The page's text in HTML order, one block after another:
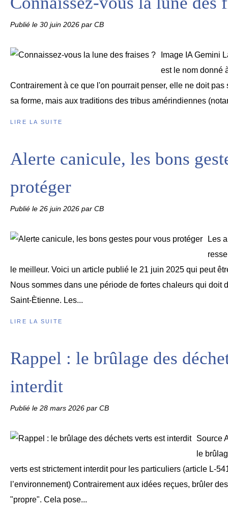
Publié le 30 juin 2026 par CB
Image IA Gemini
est le nom donné
Contrairement à ce que l'on pourrait penser, elle ne doit pas
sa forme, mais aux traditions des tribus amérindiennes
LIRE LA SUITE
Alerte canicule, les bons
protéger
Publié le 26 juin 2026 par CB
Les
le meilleur. Voici un article publié le 21 juin 2025 qui peut
Nous sommes dans une période de fortes chaleurs qui doit
Saint-Ètienne. Les...
LIRE LA SUITE
Rappel : le brûlage des
interdit
Publié le 28 mars 2026 par CB
Source
le
verts est strictement interdit pour les particuliers (article L-
l’environnement) Contrairement aux idées reçues, brûler
"propre". Cela pose...